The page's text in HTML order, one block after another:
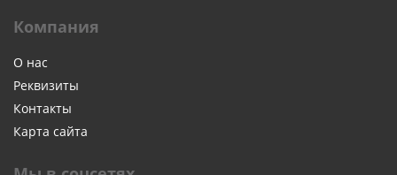
Компания
О нас
Реквизиты
Контакты
Карта сайта